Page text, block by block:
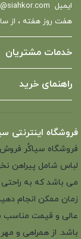
ایمیل
هفت روز هفته ، از ساعت 11 تا 22 پاسخگوی
خدمات مشتریان
راهنمای خرید
فروشگاه اینترنتی
لباس شامل پیراهن
می باشد که به راحتی
زمان ممکن انجام
عالی و قیمت مناسب
باشد. از همراهی و